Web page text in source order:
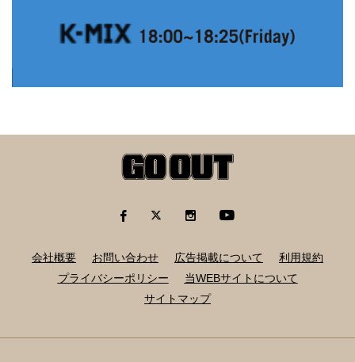
会社概要 お問い合わせ 広告掲載について
利用規約
プライバシーポリシー
当WEBサイトについて
サイトマップ